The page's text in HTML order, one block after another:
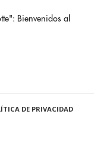
Bienvenidos al
DE PRIVACIDAD